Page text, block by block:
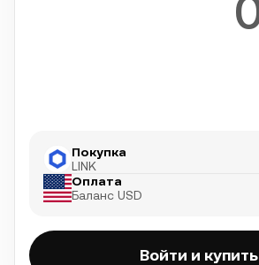
Покупка
LINK
Оплата
Баланс USD
Войти и купить